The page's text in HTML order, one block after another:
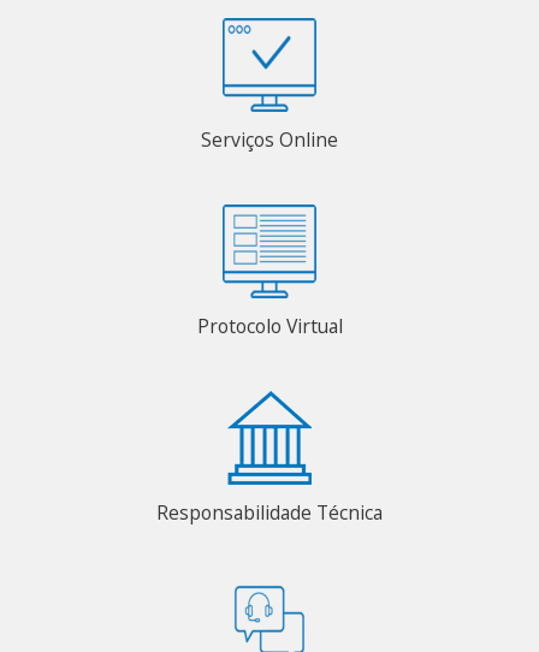
Serviços Online
Protocolo Virtual
Responsabilidade Técnica